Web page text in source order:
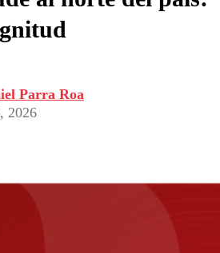
Parra Roa
2026